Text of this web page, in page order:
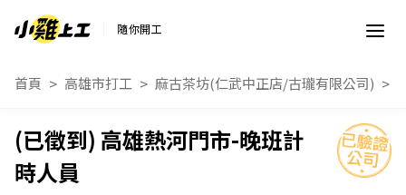
隨你開工
首頁 高雄市打工 麻古茶坊(仁武中正店/古瓏有限公司)
高雄熱河門市-晚班計
時人員